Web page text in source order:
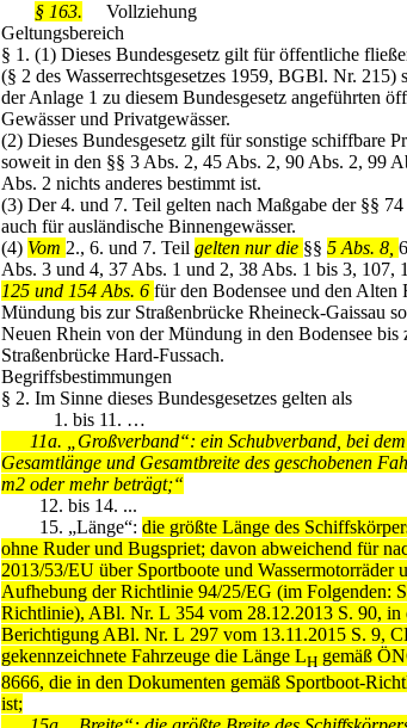
§ 163. Vollziehung
Geltungsbereich
§ 1. (1) Dieses Bundesgesetz gilt für öffentliche
(§ 2 des Wasserrechtsgesetzes 1959, BGBl. Nr. 215)
der Anlage 1 zu diesem Bundesgesetz angeführten
Gewässer und Privatgewässer.
(2) Dieses Bundesgesetz gilt für sonstige schiffbare
soweit in den §§ 3 Abs. 2, 45 Abs. 2, 90 Abs. 2, 99
Abs. 2 nichts anderes bestimmt ist.
(3) Der 4. und 7. Teil gelten nach Maßgabe der §§ 74
auch für ausländische Binnengewässer.
(4) Vom 2., 6. und 7. Teil gelten nur die §§ 5 Abs. 8,
Abs. 3 und 4, 37 Abs. 1 und 2, 38 Abs. 1 bis 3, 107,
125 und 154 Abs. 6 für den Bodensee und den Alten
Mündung bis zur Straßenbrücke Rheineck-Gaissau
Neuen Rhein von der Mündung in den Bodensee bis
Straßenbrücke Hard-Fussach.
Begriffsbestimmungen
§ 2. Im Sinne dieses Bundesgesetzes gelten als
1. bis 11. …
11a.
„Großverband“: ein Schubverband, bei
Gesamtlänge und Gesamtbreite des geschobenen
m2 oder mehr beträgt;“
12. bis 14. ...
15. „Länge“: die größte Länge des
ohne Ruder und Bugspriet; davon abweichend für
2013/53/EU über Sportboote und Wassermotorräder
Aufhebung der Richtlinie 94/25/EG (im Folgenden:
Richtlinie), ABl. Nr. L 354 vom 28.12.2013 S. 90, in
Berichtigung ABl. Nr. L 297 vom 13.11.2015 S. 9,
gekennzeichnete Fahrzeuge die Länge LHgemäß
8666, die in den Dokumenten gemäß Sportboot-
ist;